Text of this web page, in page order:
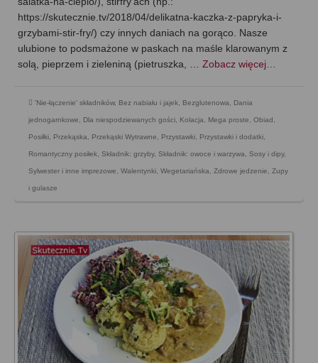
https://skutecznie.tv/2018/04/delikatna-kaczka-z-papryka-i-
grzybami-stir-fry/) czy innych daniach na gorąco. Nasze
ulubione to podsmażone w paskach na maśle klarowanym z
solą, pieprzem i zieleniną (pietruszka, … Zobacz więcej…
'Nie-łączenie' składników, Bez nabiału i jajek Bezglutenowa Dania
jednogarnkowe Dla niespodziewanych gości Kolacja Mega proste Obiad
Posiłki Przekąska Przekąski Wytrawne Przystawki Przystawki i dodatki
Romantyczny posiłek Składnik: grzyby, Składnik: owoce i warzywa Sosy i dipy,
Sylwester i inne imprezowe Walentynki Wegetariańska Zdrowe jedzenie Zupy
i gulasze